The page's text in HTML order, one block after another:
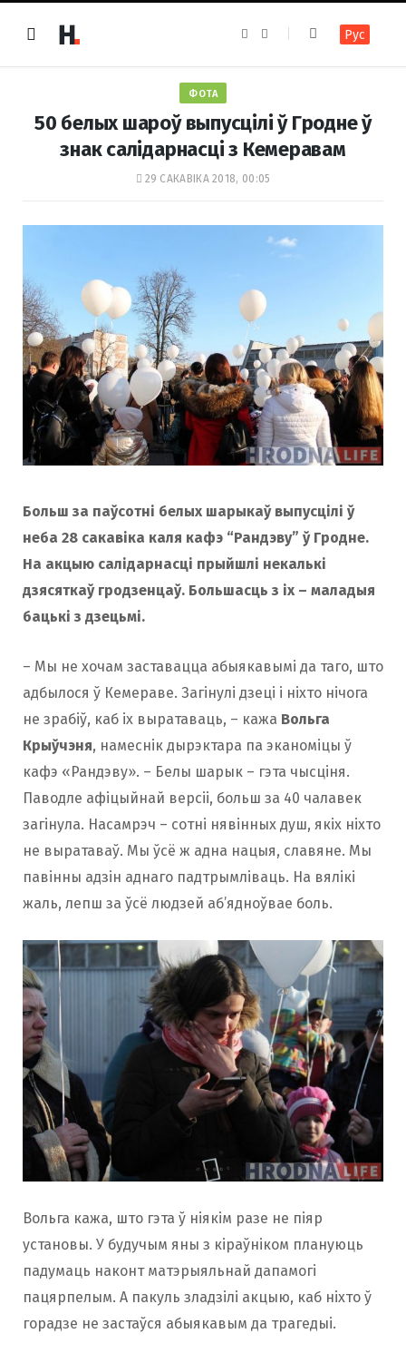
e
k
t
a
m
Рус
ФОТА
50 белых шароў выпусцілі ў Гродне ў
знак салідарнасці з Кемеравам
29 САКАВІКА 2018, 00:05
Больш за паўсотні белых шарыкаў выпусцілі ў
неба 28 сакавіка каля кафэ “Рандэву” ў Гродне.
На акцыю салідарнасці прыйшлі некалькі
дзясяткаў гродзенцаў. Большасць з іх – маладыя
бацькі з дзецьмі.
– Мы не хочам заставацца абыякавымі да таго, што
адбылося ў Кемераве. Загінулі дзеці і ніхто нічога
не зрабіў, каб іх выратаваць, – кажа Вольга
Крыўчэня, намеснік дырэктара па эканоміцы ў
кафэ «Рандэву». – Белы шарык – гэта чысціня.
Паводле афіцыйнай версіі, больш за 40 чалавек
загінула. Насамрэч – сотні нявінных душ, якіх ніхто
не выратаваў. Мы ўсё ж адна нацыя, славяне. Мы
павінны адзін аднаго падтрымліваць. На вялікі
жаль, лепш за ўсё людзей аб’ядноўвае боль.
Вольга кажа, што гэта ў ніякім разе не піяр
установы. У будучым яны з кіраўніком плануюць
падумаць наконт матэрыяльнай дапамогі
пацярпелым. А пакуль зладзілі акцыю, каб ніхто ў
горадзе не застаўся абыякавым да трагедыі.